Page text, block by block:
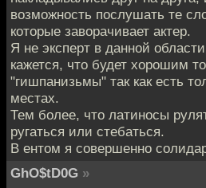
возможность послушать те
которые заворачивает актер.
Я не эксперт в данной
кажется, что будет хорошим
"гишпанизьмы" так как есть
местах.
Тем более, что латиносы
ругаться или стебаться.
В ентом я совершенно
GhO$tD0G »